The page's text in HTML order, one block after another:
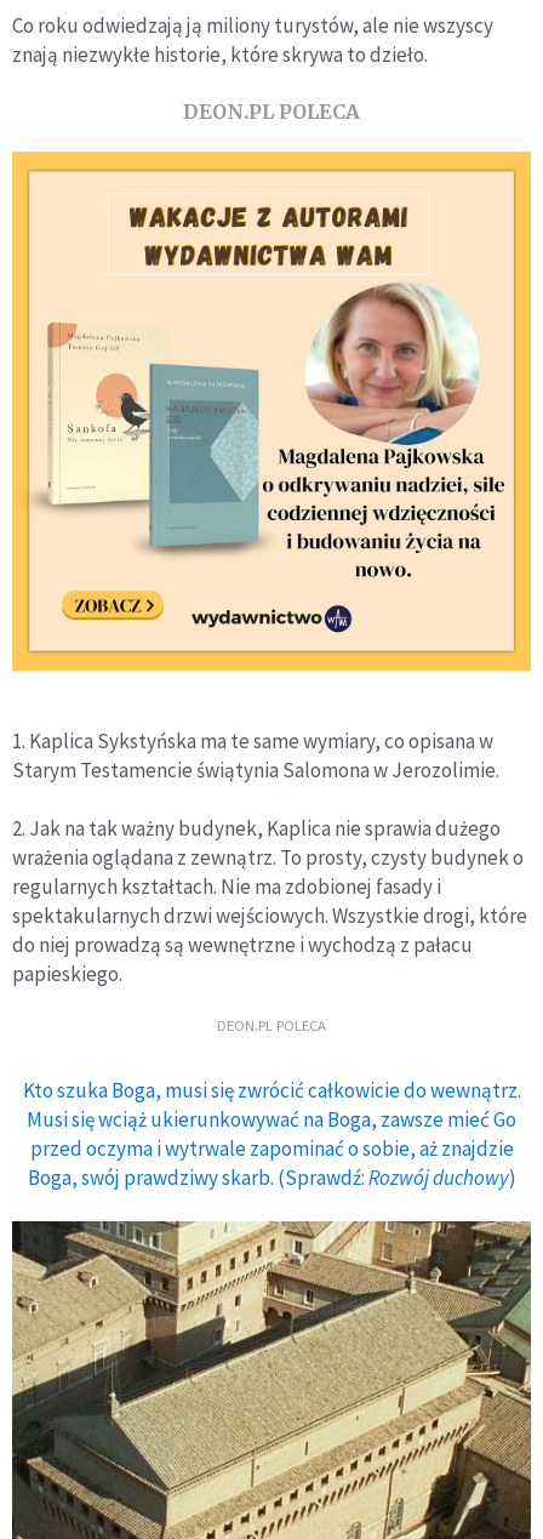
Co roku odwiedzają ją miliony turystów, ale nie wszyscy
znają niezwykłe historie, które skrywa to dzieło.
DEON.PL POLECA
1. Kaplica Sykstyńska ma te same wymiary, co opisana w
Starym Testamencie świątynia Salomona w Jerozolimie.
2. Jak na tak ważny budynek, Kaplica nie sprawia dużego
wrażenia oglądana z zewnątrz. To prosty, czysty budynek o
regularnych kształtach. Nie ma zdobionej fasady i
spektakularnych drzwi wejściowych. Wszystkie drogi, które
do niej prowadzą są wewnętrzne i wychodzą z pałacu
papieskiego.
DEON.PL POLECA
Kto szuka Boga, musi się zwrócić całkowicie do wewnątrz.
Musi się wciąż ukierunkowywać na Boga, zawsze mieć Go
przed oczyma i wytrwale zapominać o sobie, aż znajdzie
Boga, swój prawdziwy skarb. (Sprawdź:Rozwój duchowy)